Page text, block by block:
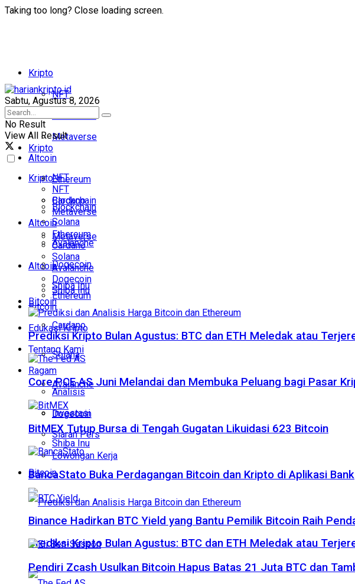
Taking too long? Close loading screen.
Kripto
NFT
Blockchain
Metaverse
Altcoin
Ethereum
Cardano
Solana
Avalanche
Dogecoin
Shiba Inu
Bitcoin
Edukasi Kripto
Tentang Kami
Ragam
Analisis
Investasi
Siaran Pers
Lowongan Kerja
Sabtu, Agustus 8, 2026
No Result
View All Result
Kripto
NFT
Blockchain
Metaverse
Altcoin
Ethereum
Cardano
Solana
Avalanche
Dogecoin
Shiba Inu
Bitcoin
Prediksi Kripto Bulan Agustus: BTC dan ETH Meledak atau
Kripto
NFT
Blockchain
Metaverse
Altcoin
Ethereum
Cardano
Solana
Avalanche
Dogecoin
Shiba Inu
Bitcoin
Prediksi Kripto Bulan Agustus: BTC dan ETH Meledak atau
Core PCE AS Juni Melandai dan Membuka Peluang bagi Pasar
BitMEX Tutup Bursa di Tengah Gugatan Likuidasi 623 Bitcoin
BancaStato Buka Perdagangan Bitcoin dan Kripto di Aplikasi Bank
Binance Hadirkan BTC Yield yang Bantu Pemilik Bitcoin Raih
Pendiri Zcash Usulkan Bitcoin Hapus Batas 21 Juta BTC dan